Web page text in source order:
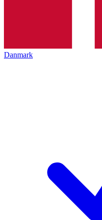
Danmark